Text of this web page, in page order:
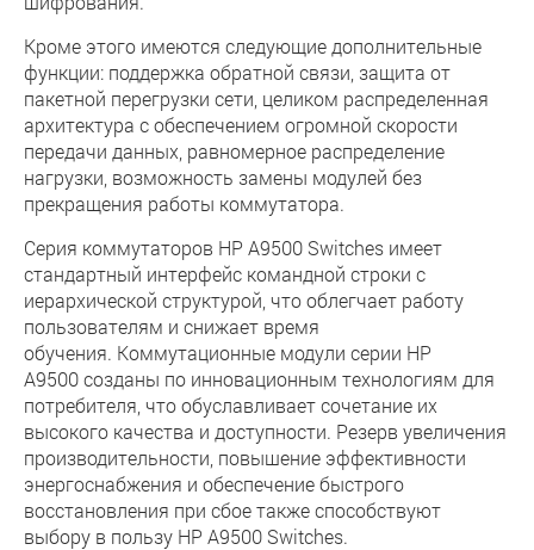
Кроме этого имеются следующие дополнительные
функции: поддержка обратной связи, защита от
пакетной перегрузки сети, целиком распределенная
архитектура с обеспечением огромной скорости
передачи данных, равномерное распределение
нагрузки, возможность замены модулей без
прекращения работы коммутатора.
Серия коммутаторов HP A9500 Switches имеет
стандартный интерфейс командной строки с
иерархической структурой, что облегчает работу
пользователям и снижает время
обучения. Коммутационные модули серии HP
A9500 созданы по инновационным технологиям для
потребителя, что обуславливает сочетание их
высокого качества и доступности. Резерв увеличения
производительности, повышение эффективности
энергоснабжения и обеспечение быстрого
восстановления при сбое также способствуют
выбору в пользу HP A9500 Switches.